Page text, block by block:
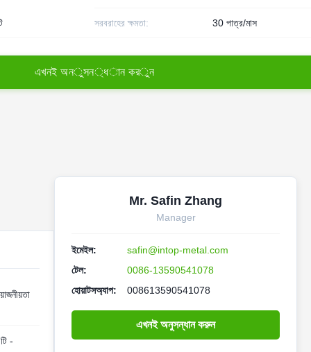
সরবরাহের ক্ষমতা: 30 পাত্র/মাস
এখনই অনুসন্ধান করুন
-
Mr. Safin Zhang
Manager
ইমেইল:
safin@intop-metal.com
টেল:
0086-13590541078
হোয়াটসঅ্যাপ:
008613590541078
এখনই অনুসন্ধান করুন